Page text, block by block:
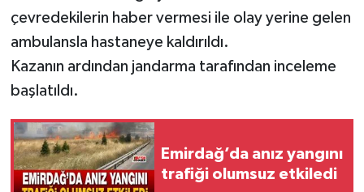
çevredekilerin haber vermesi ile olay yerine gelen
ambulansla hastaneye kaldırıldı.
Kazanın ardından jandarma tarafından inceleme
başlatıldı.
Emirdağ’da anız yangını
trafiği olumsuz etkiledi